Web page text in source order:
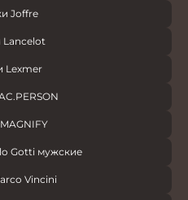
Joffre
Lexmer
Gotti мужские
Vincini